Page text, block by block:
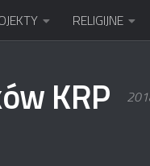
RELIGIJNE
KRP